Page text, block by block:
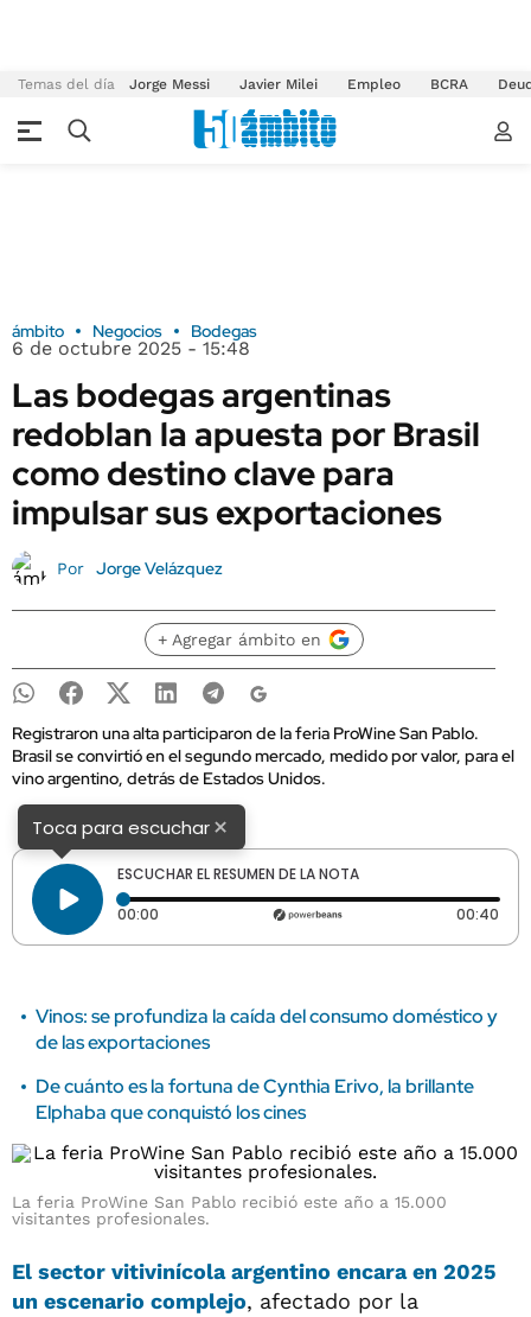
Temas del día Jorge Messi Javier Milei Empleo BCRA
ámbito Negocios Bodegas
6 de octubre 2025 - 15:48
Las bodegas argentinas
redoblan la apuesta por Brasil
como destino clave para
impulsar sus exportaciones
Por Jorge Velázquez
+ Agregar ámbito en
Registraron una alta participaron de la feria ProWine San Pablo.
Brasil se convirtió en el segundo mercado, medido por valor, para el
vino argentino, detrás de Estados Unidos.
Toca para escuchar×
ESCUCHAR EL RESUMEN DE LA NOTA
00:00 Tiempo transcurrido: 0 segundos 00:40
Vinos: se profundiza la caída del consumo doméstico y
de las exportaciones
De cuánto es la fortuna de Cynthia Erivo, la brillante
Elphaba que conquistó los cines
La feria ProWine San Pablo recibió este año a 15.000
visitantes profesionales.
El sector vitivinícola argentino encara en 2025
un escenario complejo, afectado por la